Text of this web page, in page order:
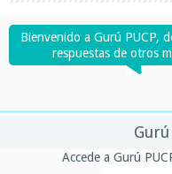
Bienvenido a Gurú PUCP,
respuestas de otros
Accede a Gurú